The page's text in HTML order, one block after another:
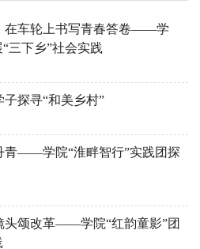
在车轮上书写青春答卷——学
三下乡”社会实践
探寻“和美乡村”
青——学院“淮畔智行”实践团探
头颂改革——学院“红韵童影”团